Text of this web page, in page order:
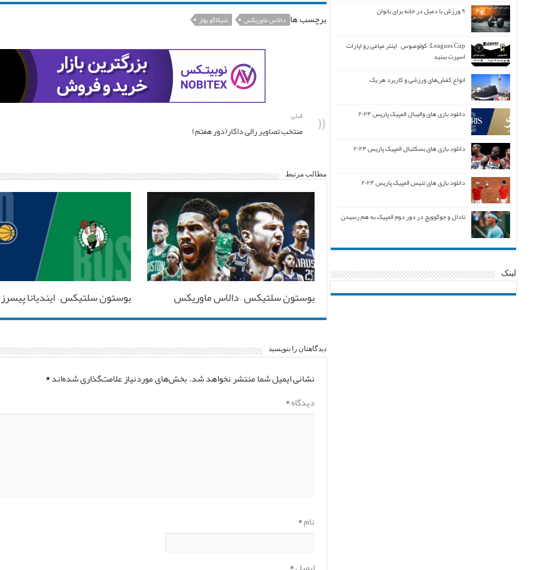
برچسب ها دالاس ماوریکس شیکاگو بولز
قبلی
منتخب تصاویر رالی داکار(دور هفتم)
مطالب مرتبط
بوستون سلتیکس – دالاس ماوریکس بوستون سلتیکس – ایندیانا پیسرز
دیدگاهتان را بنویسید
نشانی ایمیل شما منتشر نخواهد شد.بخش‌های موردنیاز علامت‌گذاری شده‌اند*
دیدگاه*
نام*
۹ ورزش با دمبل در خانه برای بانوان
Leagues Cup: کولومبوس – اینتر میامی رو اپارات
اسپرت ببنید
انواع کفش‌های ورزشی و کاربرد هر یک
دانلود بازی های والیبال المپیک پاریس ۲۰۲۴
دانلود بازی های بسکتبال المپیک پاریس ۲۰۲۴
دانلود بازی های تنیس المپیک پاریس ۲۰۲۴
نادال و جوکوویچ در دور دوم المپیک به هم رسیدن
لینک